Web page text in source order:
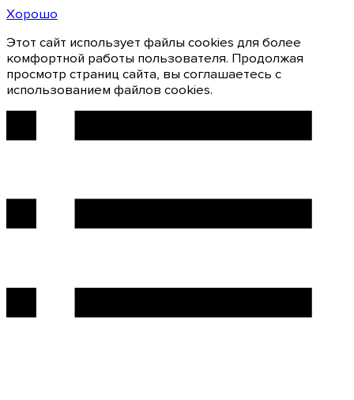
Хорошо
Этот сайт использует файлы cookies для более
комфортной работы пользователя. Продолжая
просмотр страниц сайта, вы соглашаетесь с
использованием файлов cookies.